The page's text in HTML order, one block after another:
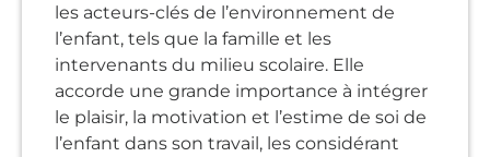
les acteurs-clés de l’environnement de
l’enfant, tels que la famille et les
intervenants du milieu scolaire. Elle
accorde une grande importance à intégrer
le plaisir, la motivation et l’estime de soi de
l’enfant dans son travail, les considérant